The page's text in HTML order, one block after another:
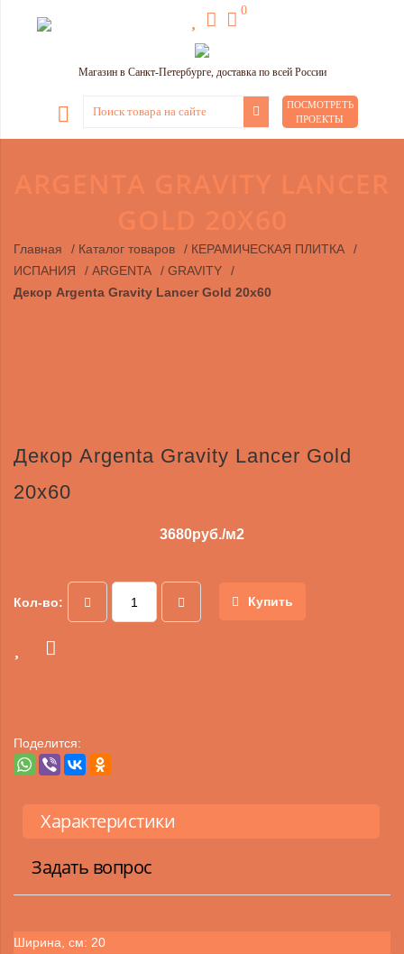
0
Магазин в Санкт-Петербурге, доставка по всей России
ПОСМОТРЕТЬ
ПРОЕКТЫ
Главная / Каталог товаров / КЕРАМИЧЕСКАЯ ПЛИТКА
/
ИСПАНИЯ
/ ARGENTA / GRAVITY
/
Декор Argenta Gravity Lancer Gold 20x60
Декор Argenta Gravity Lancer Gold
20x60
3680руб./м2
Кол-во: Купить
Поделится:
Характеристики
Задать вопрос
Ширина, см: 20